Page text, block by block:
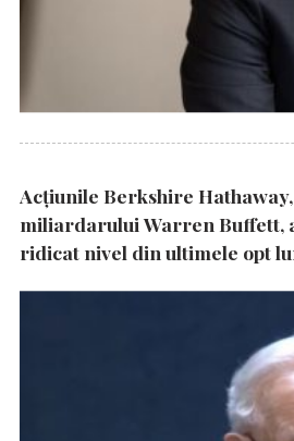
Acțiunile Berkshire
miliardarului Warren Buffett,
ridicat nivel din ultimele opt